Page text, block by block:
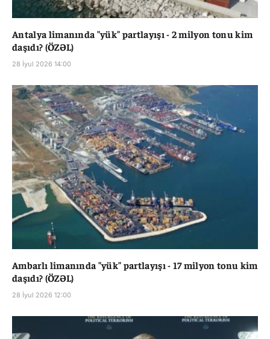
Antalya limanında "yük" partlayışı - 2 milyon tonu kim
daşıdı? (ÖZƏL)
28 İyul 2026 14:00
Ambarlı limanında "yük" partlayışı - 17 milyon tonu kim
daşıdı? (ÖZƏL)
28 İyul 2026 12:00